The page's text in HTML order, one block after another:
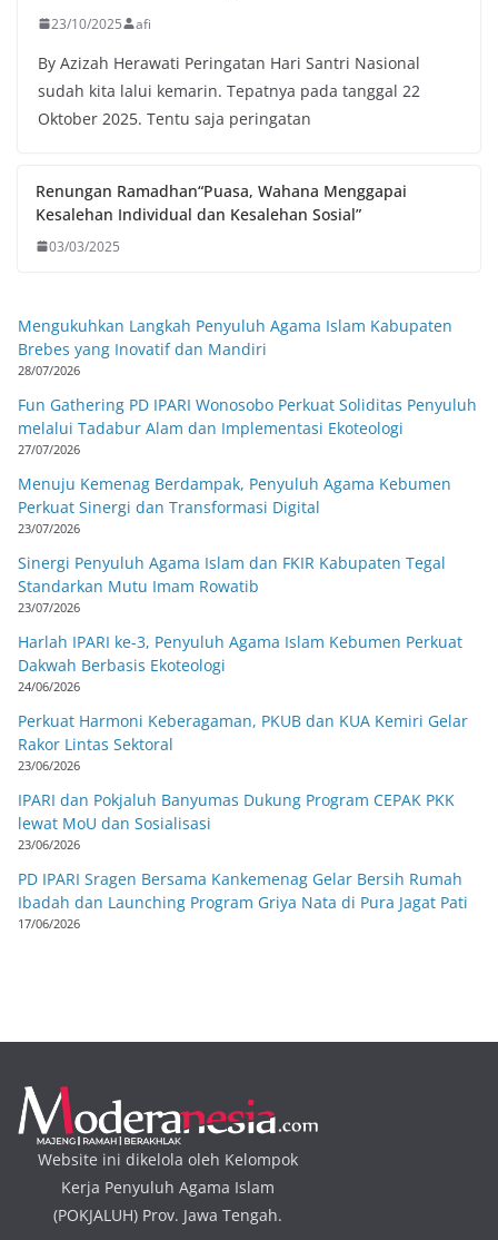
23/10/2025 afi
By Azizah Herawati Peringatan Hari Santri Nasional
sudah kita lalui kemarin. Tepatnya pada tanggal 22
Oktober 2025. Tentu saja peringatan
Renungan Ramadhan“Puasa, Wahana Menggapai
Kesalehan Individual dan Kesalehan Sosial”
03/03/2025
Mengukuhkan Langkah Penyuluh Agama Islam Kabupaten
Brebes yang Inovatif dan Mandiri
28/07/2026
Fun Gathering PD IPARI Wonosobo Perkuat Soliditas Penyuluh
melalui Tadabur Alam dan Implementasi Ekoteologi
27/07/2026
Menuju Kemenag Berdampak, Penyuluh Agama Kebumen
Perkuat Sinergi dan Transformasi Digital
23/07/2026
Sinergi Penyuluh Agama Islam dan FKIR Kabupaten Tegal
Standarkan Mutu Imam Rowatib
23/07/2026
Harlah IPARI ke-3, Penyuluh Agama Islam Kebumen Perkuat
Dakwah Berbasis Ekoteologi
24/06/2026
Perkuat Harmoni Keberagaman, PKUB dan KUA Kemiri Gelar
Rakor Lintas Sektoral
23/06/2026
IPARI dan Pokjaluh Banyumas Dukung Program CEPAK PKK
lewat MoU dan Sosialisasi
23/06/2026
PD IPARI Sragen Bersama Kankemenag Gelar Bersih Rumah
Ibadah dan Launching Program Griya Nata di Pura Jagat Pati
17/06/2026
Website ini dikelola oleh Kelompok
Kerja Penyuluh Agama Islam
(POKJALUH) Prov. Jawa Tengah.